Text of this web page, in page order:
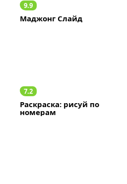
9.9
Маджонг Слайд
7.2
Раскраска: рисуй по
номерам